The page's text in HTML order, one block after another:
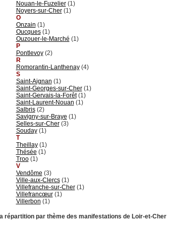
Nouan-le-Fuzelier(1)
Noyers-sur-Cher(1)
O
Onzain (1)
Oucques(1)
Ouzouer-le-Marché (1)
P
Pontlevoy(2)
R
Romorantin-Lanthenay(4)
S
Saint-Aignan (1)
Saint-Georges-sur-Cher(1)
Saint-Gervais-la-Forêt(1)
Saint-Laurent-Nouan (1)
Salbris(2)
Savigny-sur-Braye (1)
Selles-sur-Cher(3)
Souday(1)
T
Theillay(1)
Thésée (1)
Troo(1)
V
Vendôme (3)
Ville-aux-Clercs(1)
Villefranche-sur-Cher(1)
Villefrancœur(1)
Villerbon (1)
répartition par thème des manifestations de Loir-et-Cher